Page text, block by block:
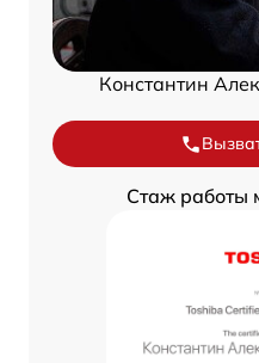
Константин
Стаж работы